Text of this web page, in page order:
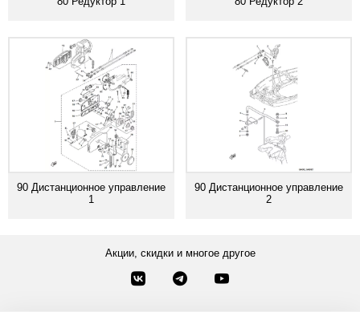
90 Дистанционное управление
1
90 Дистанционное управление
2
Акции, скидки и многое другое